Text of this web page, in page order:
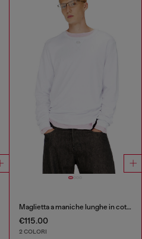
Maglietta a maniche lunghe in cotone con Oval D
€115.00
2 COLORI